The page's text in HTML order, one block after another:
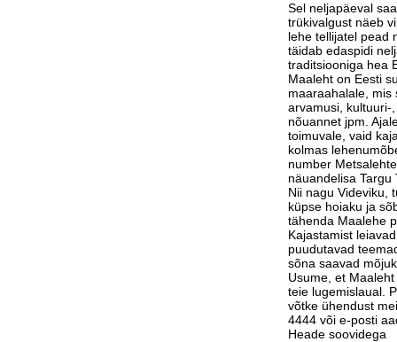
Sel neljapäeval
trükivalgust näeb
lehe tellijatel pead
täidab edaspidi
traditsiooniga hea
Maaleht on Eesti
maaraahalale, mis
arvamusi, kultuuri-
nõuannet jpm.
toimuvale, vaid
kolmas
number
näuandelisa Targu
Nii nagu Videviku,
küpse hoiaku ja
tähenda Maalehe
Kajastamist
puudutavad
sõna saavad
Usume, et
teie lugemislaual.
võtke ühendust
4444 või e-posti
Heade soovidega